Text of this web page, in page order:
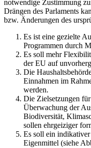
notwendige Zustimmung
Drängen des Parlaments
bzw. Änderungen des
Es ist eine gezielte
Programmen durch
Es soll mehr
der EU auf
Die
Einnahmen im
werden.
Die Zielsetzungen
Überwachung der
Biodiversität,
sollen ehrgeiziger
Es soll ein
Eigenmittel (siehe